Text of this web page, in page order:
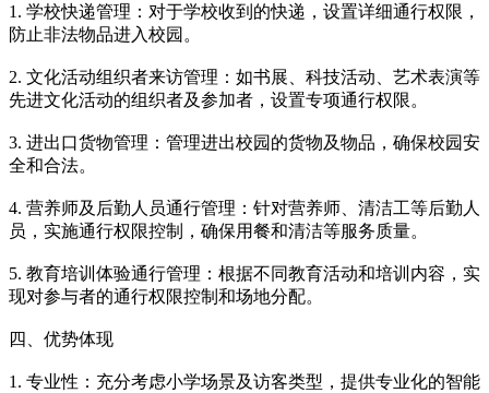
1. 学校快递管理：对于学校收到的快递，设置详细通行权限，
防止非法物品进入校园。
2. 文化活动组织者来访管理：如书展、科技活动、艺术表演等
先进文化活动的组织者及参加者，设置专项通行权限。
3. 进出口货物管理：管理进出校园的货物及物品，确保校园安
全和合法。
4. 营养师及后勤人员通行管理：针对营养师、清洁工等后勤人
员，实施通行权限控制，确保用餐和清洁等服务质量。
5. 教育培训体验通行管理：根据不同教育活动和培训内容，实
现对参与者的通行权限控制和场地分配。
四、优势体现
1. 专业性：充分考虑小学场景及访客类型，提供专业化的智能